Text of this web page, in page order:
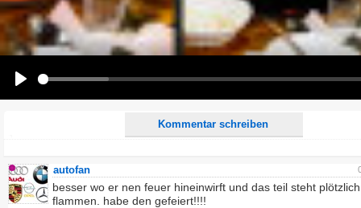
Kommentar schreiben
Alle HTML-Tags außer <br>, <strike> und <i> werden aus Deinem Kommentar entfernt.
URLs werden automatisch umgewandelt. Bitte verwende "www." oder "http://" in URLs
Ich möchte eine E-Mail, wenn auf dieser Seite weitere Kommentare erscheinen.
autofan
besser wo er nen feuer hineinwirft und das teil steht
flammen. habe den gefeiert!!!!